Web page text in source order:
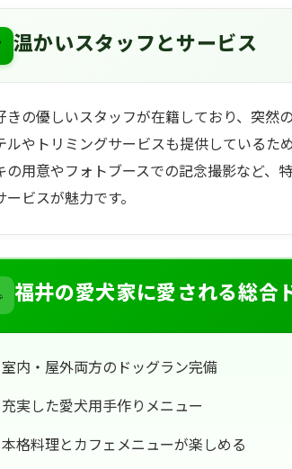
温かいスタッフとサービス
きの優しいスタッフが在籍しており、突然
ルやトリミングサービスも提供しているた
の用意やフォトブースでの記念撮影など、
ービスが魅力です。
福井の愛犬家に愛される総合
室内・屋外両方のドッグラン完備
充実した愛犬用手作りメニュー
本格料理とカフェメニューが楽しめる